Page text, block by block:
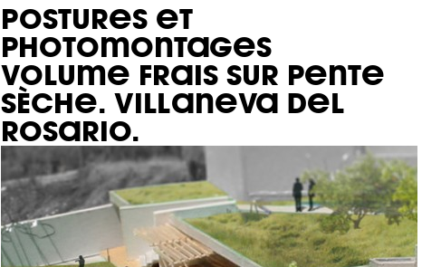
POSTURES ET
PHOTOMONTAGES
VOLUME FRAIS SUR PENTE
SÈCHE. VILLANEVA DEL
ROSARIO.